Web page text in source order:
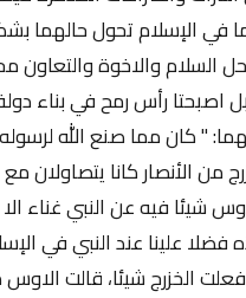
في الإسلام تحول حالهما
السلام والاخوة والتعاون
اصبحتا رأس رمح في بناء
" كان مما صنع الله
من الأنصار كانا يتصاولان
شيئا فيه عن النبي غناء
فضلا علينا عند النبي في
الخزرج شيئا، قالت